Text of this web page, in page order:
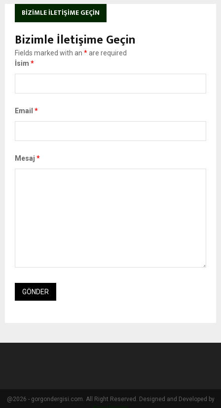
BIZIMLE İLETIŞIME GEÇIN
Bizimle İletişime Geçin
Fields marked with an *are required
İsim *
Email *
Mesaj *
@2026 - gorgondergisi.com. All Right Reserved. Designed and Developed by